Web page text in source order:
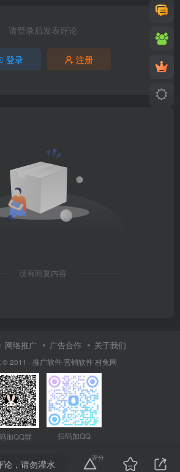
请登录后发表评论
登录 注册
没有回复内容
网络推广 广告合作 关于我们
2011 · 推广软件营销软件村兔网
加QQ群 扫码加QQ
论，请勿灌水
评分